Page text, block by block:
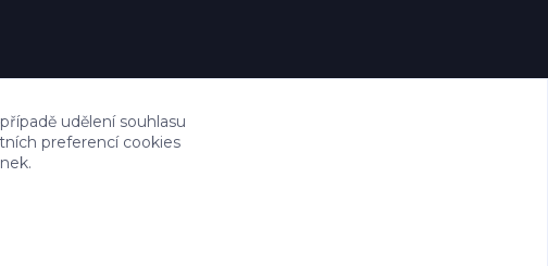
udělení souhlasu
preferencí cookies